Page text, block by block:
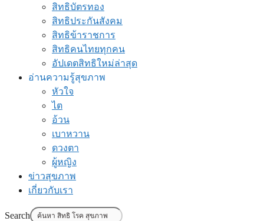
สิทธิบัตรทอง
สิทธิประกันสังคม
สิทธิข้าราชการ
สิทธิคนไทยทุกคน
อัปเดตสิทธิใหม่ล่าสุด
อ่านความรู้สุขภาพ
หัวใจ
ไต
อ้วน
เบาหวาน
ดวงตา
ผู้หญิง
ข่าวสุขภาพ
เกี่ยวกับเรา
Search